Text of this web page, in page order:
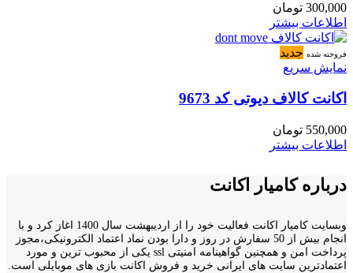
300,000 تومان
اطلاعات بیشتر
فروخته شده جدید
نمایش سریع
اکانت کالاف دیوتی کد 9673
550,000 تومان
اطلاعات بیشتر
درباره کامیار اکانت
وبسایت کامیار اکانت فعالیت خود را از اردیبهشت سال 1400 اغاز کرد و با
انجام بیش از 50 سفارش در روز و دارا بودن نماد اعتماد الکترونیکی،مجوز
پرداخت امن و همچنین گواهینامه امنیتی ssl یکی از محبوب ترین و مورد
اعتمادترین سایت های ایرانی خرید و فروش اکانت بازی های موبایلی است.